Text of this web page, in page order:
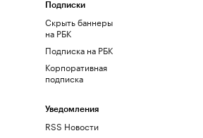
Подписки
Скрыть баннеры
на РБК
Подписка на РБК
Корпоративная
подписка
Уведомления
RSS Новости